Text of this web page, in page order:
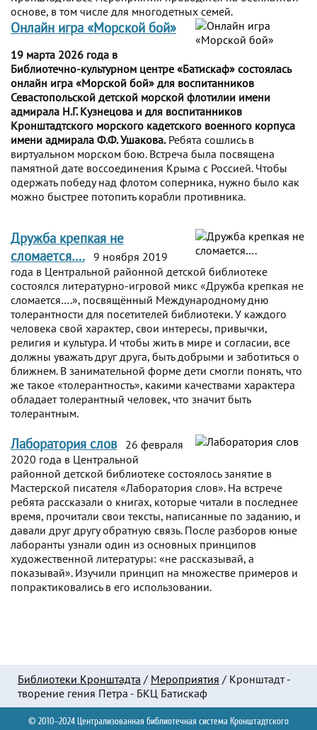
основе, в том числе для многодетных семей.
Онлайн игра «Морской бой»
19 марта 2026 года в
Библиотечно-культурном центре «Батискаф» состоялась
онлайн игра «Морской бой» для воспитанников
Севастопольской детской морской флотилии имени
адмирала Н.Г. Кузнецова и для воспитанников
Кронштадтского морского кадетского военного корпуса
имени адмирала Ф.Ф. Ушакова.Ребята сошлись в
виртуальном морском бою. Встреча была посвящена
памятной дате воссоединения Крыма с Россией. Чтобы
одержать победу над флотом соперника, нужно было как
можно быстрее потопить корабли противника.
Дружба крепкая не
сломается…. 9 ноября 2019
года в Центральной районной детской библиотеке
состоялся литературно-игровой микс «Дружба крепкая не
сломается….», посвящённый Международному дню
толерантности для посетителей библиотеки. У каждого
человека свой характер, свои интересы, привычки,
религия и культура. И чтобы жить в мире и согласии, все
должны уважать друг друга, быть добрыми и заботиться о
ближнем. В занимательной форме дети смогли понять, что
же такое «толерантность», какими качествами характера
обладает толерантный человек, что значит быть
толерантным.
Лаборатория слов
26 февраля
2020 года в Центральной
районной детской библиотеке состоялось занятие в
Мастерской писателя «Лаборатория слов». На встрече
ребята рассказали о книгах, которые читали в последнее
время, прочитали свои тексты, написанные по заданию, и
давали друг другу обратную связь. После разборов юные
лаборанты узнали один из основных принципов
художественной литературы: «не рассказывай, а
показывай». Изучили принцип на множестве примеров и
попрактиковались в его использовании.
Библиотеки Кронштадта / Мероприятия / Кронштадт -
творение гения Петра - БКЦ Батискаф
© 2010–2024 Централизованная библиотечная система Кронштадтского